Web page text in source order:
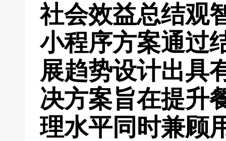
社会效益总结观
小程序方案通过
展趋势设计出具
决方案旨在提升
理水平同时兼顾